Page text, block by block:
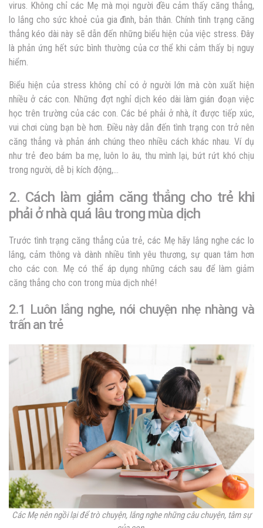
virus. Không chỉ các Mẹ mà mọi người đều cảm thấy căng thẳng,
lo lắng cho sức khoẻ của gia đình, bản thân. Chính tình trạng căng
thẳng kéo dài này sẽ dẫn đến những biểu hiện của việc stress. Đây
là phản ứng hết sức bình thường của cơ thể khi cảm thấy bị nguy
hiểm.
Biểu hiện của stress không chỉ có ở người lớn mà còn xuất hiện
nhiều ở các con. Những đợt nghỉ dịch kéo dài làm gián đoạn việc
học trên trường của các con. Các bé phải ở nhà, ít được tiếp xúc,
vui chơi cùng bạn bè hơn. Điều này dẫn đến tình trạng con trở nên
căng thẳng và phản ánh chúng theo nhiều cách khác nhau. Ví dụ
như trẻ đeo bám ba mẹ, luôn lo âu, thu mình lại, bứt rứt khó chịu
trong người, dễ bị kích động,…
2. Cách làm giảm căng thẳng cho trẻ khi
phải ở nhà quá lâu trong mùa dịch
Trước tình trạng căng thẳng của trẻ, các Mẹ hãy lắng nghe các lo
lắng, cảm thông và dành nhiều tình yêu thương, sự quan tâm hơn
cho các con. Mẹ có thể áp dụng những cách sau để làm giảm
căng thẳng cho con trong mùa dịch nhé!
2.1 Luôn lắng nghe, nói chuyện nhẹ nhàng và
trấn an trẻ
Các Mẹ nên ngồi lại để trò chuyện, lắng nghe những câu chuyện, tâm sự